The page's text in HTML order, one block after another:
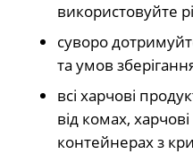
використовуйте
суворо
та умов
всі харчові
від комах,
контейнерах з